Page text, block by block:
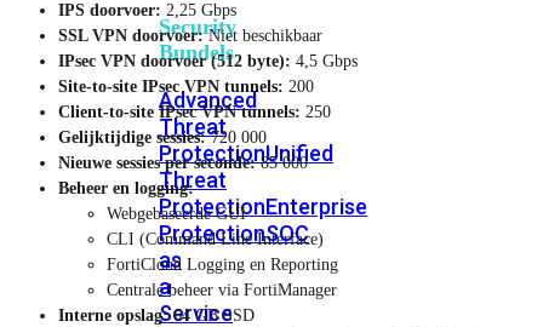
Security
Bundels
Advanced
Threat
ProtectionUnified
Threat
ProtectionEnterprise
ProtectionSOC
as
a
Service
IPS doorvoer: 2,25 Gbps
SSL VPN doorvoer:Niet beschikbaar
IPsec VPN doorvoer (512 byte): 4,5 Gbps
Site-to-site IPsec VPN tunnels: 200
Client-to-site IPsec VPN tunnels: 250
Gelijktijdige sessies:720 000
Nieuwe sessies per seconde:85 000
Beheer en logging:
Webgebaseerde GUI
CLI (Command Line Interface)
FortiCloud Logging en Reporting
Centrale beheer via FortiManager
Interne opslag:64 GB SSD